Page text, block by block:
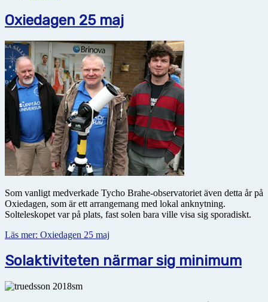
Oxiedagen 25 maj
Som vanligt medverkade Tycho Brahe-observatoriet även detta år på
Oxiedagen, som är ett arrangemang med lokal anknytning.
Solteleskopet var på plats, fast solen bara ville visa sig sporadiskt.
Läs mer: Oxiedagen 25 maj
Solaktiviteten närmar sig minimum